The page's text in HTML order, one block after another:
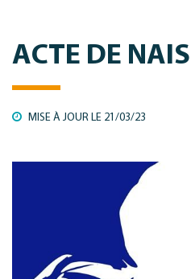
ACTE DE
MISE À JOUR LE 21/03/23